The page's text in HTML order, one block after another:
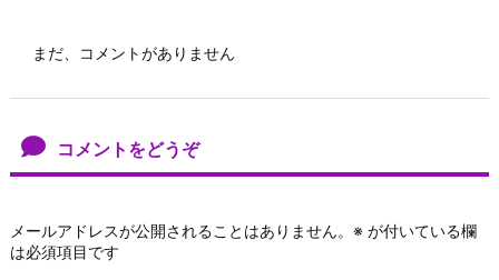
まだ、コメントがありません
コメントをどうぞ
メールアドレスが公開されることはありません。 ※ が付いている欄
は必須項目です